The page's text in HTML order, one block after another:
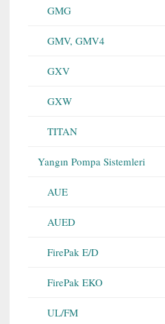
GMG
GMV, GMV4
GXV
GXW
TITAN
Yangın Pompa Sistemleri
AUE
AUED
FirePak E/D
FirePak EKO
UL/FM